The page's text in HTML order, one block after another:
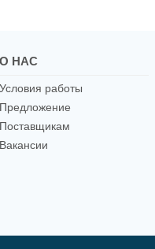
О НАС
Условия работы
Предложение
Поставщикам
Вакансии